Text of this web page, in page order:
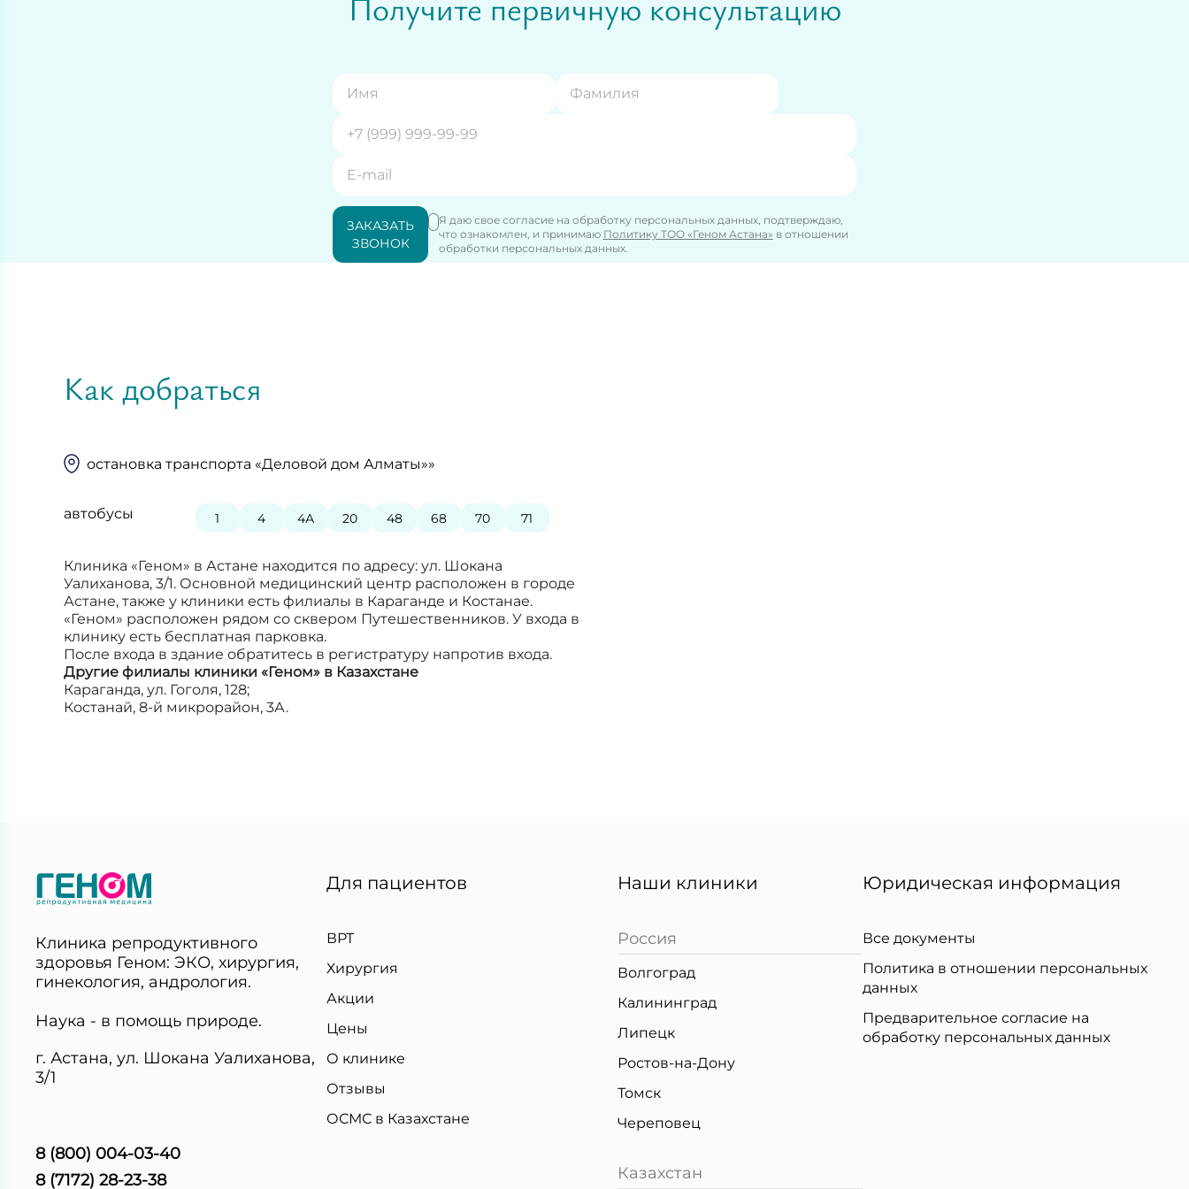
ЗАКАЗАТЬ
ЗВОНОК
Я даю свое согласие на обработку персональных данных, подтверждаю,
что ознакомлен, и принимаю Политику ТОО «Геном Астана» в отношении
обработки персональных данных.
Как добраться
остановка транспорта «Деловой дом Алматы»»
автобусы 1 4 4А 20 48 68 70 71
Клиника «Геном» в Астане находится по адресу: ул. Шокана
Уалиханова, 3/1. Основной медицинский центр расположен в городе
Астане, также у клиники есть филиалы в Караганде и Костанае.
«Геном» расположен рядом со сквером Путешественников. У входа в
клинику есть бесплатная парковка.
После входа в здание обратитесь в регистратуру напротив входа.
Другие филиалы клиники «Геном» в Казахстане
Караганда, ул. Гоголя, 128;
Костанай, 8-й микрорайон, 3А.
Клиника репродуктивного
здоровья Геном: ЭКО, хирургия,
гинекология, андрология.
Наука - в помощь природе.
г. Астана, ул. Шокана Уалиханова,
3/1
8 (800) 004-03-40
8 (7172) 28-23-38
Для пациентов
ВРТ
Хирургия
Акции
Цены
О клинике
Отзывы
ОСМС в Казахстане
Наши клиники
Россия
Волгоград
Калининград
Липецк
Ростов-на-Дону
Томск
Череповец
Казахстан
Юридическая информация
Все документы
Политика в отношении персональных
данных
Предварительное согласие на
обработку персональных данных